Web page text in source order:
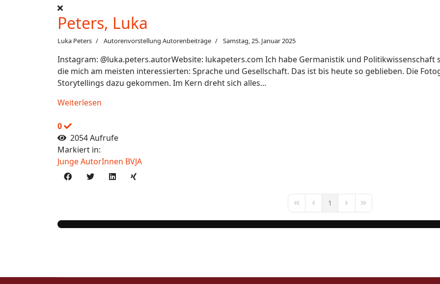
Peters, Luka
Luka Peters Autorenvorstellung Autorenbeiträge Samstag, 25. Januar 2025
Instagram: @luka.peters.autorWebsite: lukapeters.com Ich habe Germanistik und Politikwissenschaft
die mich am meisten interessierten: Sprache und Gesellschaft. Das ist bis heute so geblieben. Die
Storytellings dazu gekommen. Im Kern dreht sich alles...
Weiterlesen
0
2054 Aufrufe
Markiert in:
Junge AutorInnen BVJA
First PagePrevious Page
1 Next PageLast Page